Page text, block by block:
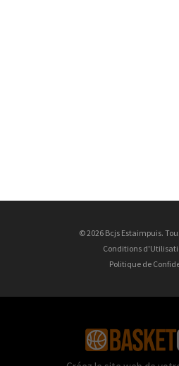
© 2026 Bcjs Estaimpuis.
Conditions
Politique de